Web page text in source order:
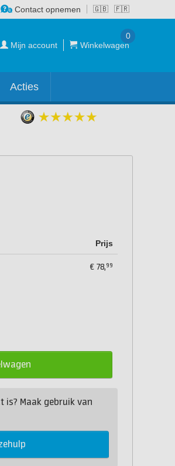
🇬🇧 🇫🇷
Contact opnemen
Excl. Mijn account Winkelwagen
0
Acties
Prijs
€ 78,99
Maak gebruik van